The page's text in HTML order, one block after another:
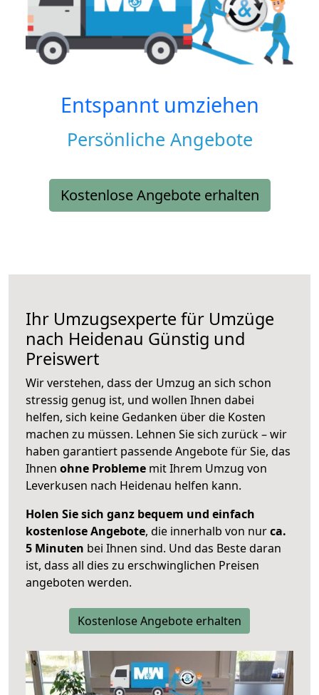
Entspannt umziehen
Persönliche Angebote
Kostenlose Angebote erhalten
Ihr Umzugsexperte für Umzüge
nach Heidenau Günstig und
Preiswert
Wir verstehen, dass der Umzug an sich schon
stressig genug ist, und wollen Ihnen dabei
helfen, sich keine Gedanken über die Kosten
machen zu müssen. Lehnen Sie sich zurück – wir
haben garantiert passende Angebote für Sie, das
Ihnen ohne Probleme mit Ihrem Umzug von
Leverkusen nach Heidenau helfen kann.
Holen Sie sich ganz bequem und einfach
kostenlose Angebote, die innerhalb von nurca.
5 Minuten bei Ihnen sind. Und das Beste daran
ist, dass all dies zu erschwinglichen Preisen
angeboten werden.
Kostenlose Angebote erhalten